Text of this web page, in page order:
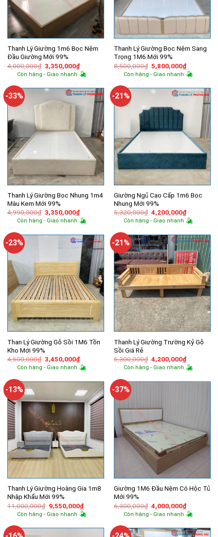
Thanh Lý Giường 1m6 Bọc Nệm
Đầu Giường Mới 99%
4,000,000₫ Giá
gốc
là:
3,350,000₫Giá
hiện
tại
3,350,000₫.
Còn hàng - Giao nhanh
Thanh Lý Giường Bọc Nệm Sang
Trọng 1M6 Mới 99%
8,500,000₫ Giá
gốc
là:
5,800,000₫Giá
hiện
tại
Còn hàng - Giao nhanh
-33%
Thanh Lý Giường Bọc Nhung 1m4
Màu Kem Mới 99%
4,990,000₫ Giá
gốc
là:
3,350,000₫Giá
hiện
tại
3,350,000₫.
Còn hàng - Giao nhanh
-21%
Giường Ngủ Cao Cấp 1m6 Bọc
Nhung Mới 99%
5,320,000₫ Giá
gốc
là:
4,200,000₫Giá
hiện
tại
Còn hàng - Giao nhanh
-23%
Than Lý Giường Gỗ Sồi 1M6 Tồn
Kho Mới 99%
4,500,000₫ Giá
gốc
là:
3,450,000₫Giá
hiện
tại
3,450,000₫.
Còn hàng - Giao nhanh
-21%
Thanh Lý Giường Trường Kỷ Gỗ
Sồi Giá Rẻ
5,300,000₫ Giá
gốc
là:
4,200,000₫Giá
hiện
tại
Còn hàng - Giao nhanh
-13%
Thanh Lý Giường Hoàng Gia 1m8
Nhập Khẩu Mới 99%
11,000,000₫ Giá
gốc
là:
9,550,000₫Giá
hiện
tại
9,550,000₫.
Còn hàng - Giao nhanh
-37%
Giường 1M6 Đầu Nệm Có Hộc Tủ
Mới 99%
6,300,000₫ Giá
gốc
là:
4,000,000₫Giá
hiện
tại
Còn hàng - Giao nhanh